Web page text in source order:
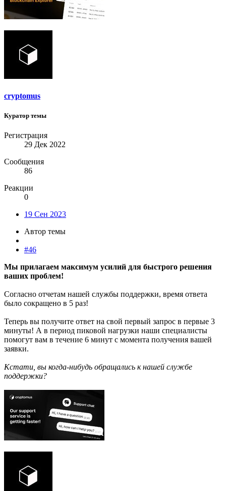
cryptomus
Куратор темы
Регистрация
29 Дек 2022
Сообщения
86
Реакции
0
19 Сен 2023
Автор темы
#46
Мы прилагаем максимум усилий для быстрого решения
ваших проблем!
Согласно отчетам нашей службы поддержки, время ответа
было сокращено в 5 раз!
Теперь вы получите ответ на свой первый запрос в первые 3
минуты! А в период пиковой нагрузки наши специалисты
помогут вам в течение 6 минут с момента получения вашей
заявки.
Кстати, вы когда-нибудь обращались к нашей службе
поддержки?